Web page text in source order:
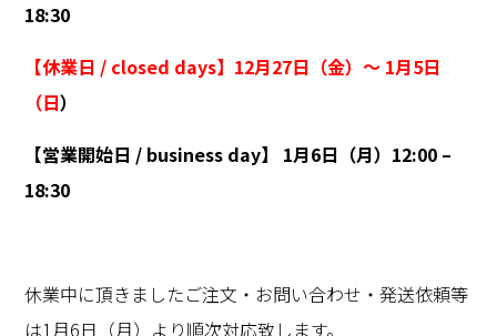
18:30
【休業日 / closed days】 12月27日（金）～ 1月5日
（日）
【営業開始日 / business day】
1月6日（月） 12:00 –
18:30
休業中に頂きましたご注文・お問い合わせ・発送依頼等
は1月6日（月）より順次対応致します。